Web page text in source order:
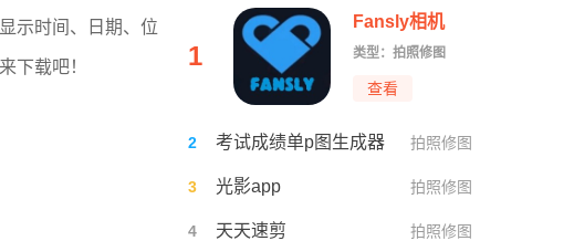
示时间、日期、位
下载吧！ 1
Fansly相机
类型：拍照修图
查看
2 考试成绩单p图生成器 拍照修图
3 光影app 拍照修图
4 天天速剪 拍照修图